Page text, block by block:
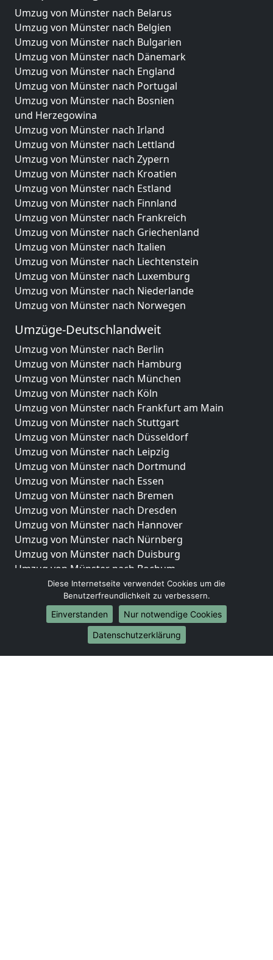
Umzug von Münster nach Belarus
Umzug von Münster nach Belgien
Umzug von Münster nach Bulgarien
Umzug von Münster nach Dänemark
Umzug von Münster nach England
Umzug von Münster nach Portugal
Umzug von Münster nach Bosnien
und Herzegowina
Umzug von Münster nach Irland
Umzug von Münster nach Lettland
Umzug von Münster nach Zypern
Umzug von Münster nach Kroatien
Umzug von Münster nach Estland
Umzug von Münster nach Finnland
Umzug von Münster nach Frankreich
Umzug von Münster nach Griechenland
Umzug von Münster nach Italien
Umzug von Münster nach Liechtenstein
Umzug von Münster nach Luxemburg
Umzug von Münster nach Niederlande
Umzug von Münster nach Norwegen
Umzüge-Deutschlandweit
Umzug von Münster nach Berlin
Umzug von Münster nach Hamburg
Umzug von Münster nach München
Umzug von Münster nach Köln
Umzug von Münster nach Frankfurt am Main
Umzug von Münster nach Stuttgart
Umzug von Münster nach Düsseldorf
Umzug von Münster nach Leipzig
Umzug von Münster nach Dortmund
Umzug von Münster nach Essen
Umzug von Münster nach Bremen
Umzug von Münster nach Dresden
Umzug von Münster nach Hannover
Umzug von Münster nach Nürnberg
Umzug von Münster nach Duisburg
Umzug von Münster nach Bochum
Umzug von Münster nach Wuppertal
Umzug von Münster nach Bielefeld
Umzug von Münster nach Bonn
Umzug von Münster nach Münster
Diese Internetseite verwendet Cookies um die
Benutzerfreundlichkeit zu verbessern.
Einverstanden
Nur notwendige Cookies
Datenschutzerklärung